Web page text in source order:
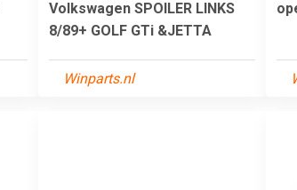
Volkswagen SPOILER LINKS
8/89+ GOLF GTi &JETTA
Winparts.nl